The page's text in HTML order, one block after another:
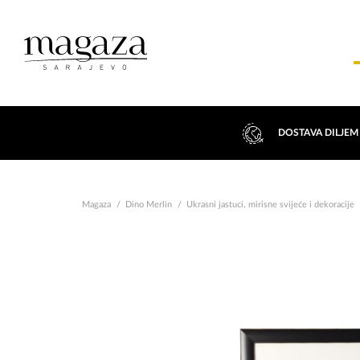
DOSTAVA
Magaza Dino Merlin Ukrasni jastuci, mirisne svijeće i dekoracije